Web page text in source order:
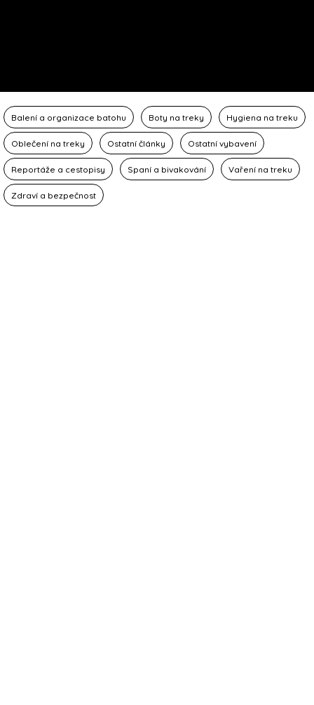
Balení a organizace batohu Boty na treky Hygiena na treku
Oblečení na treky Ostatní články Ostatní vybavení
Reportáže a cestopisy Spaní a bivakování Vaření na treku
Zdraví a bezpečnost